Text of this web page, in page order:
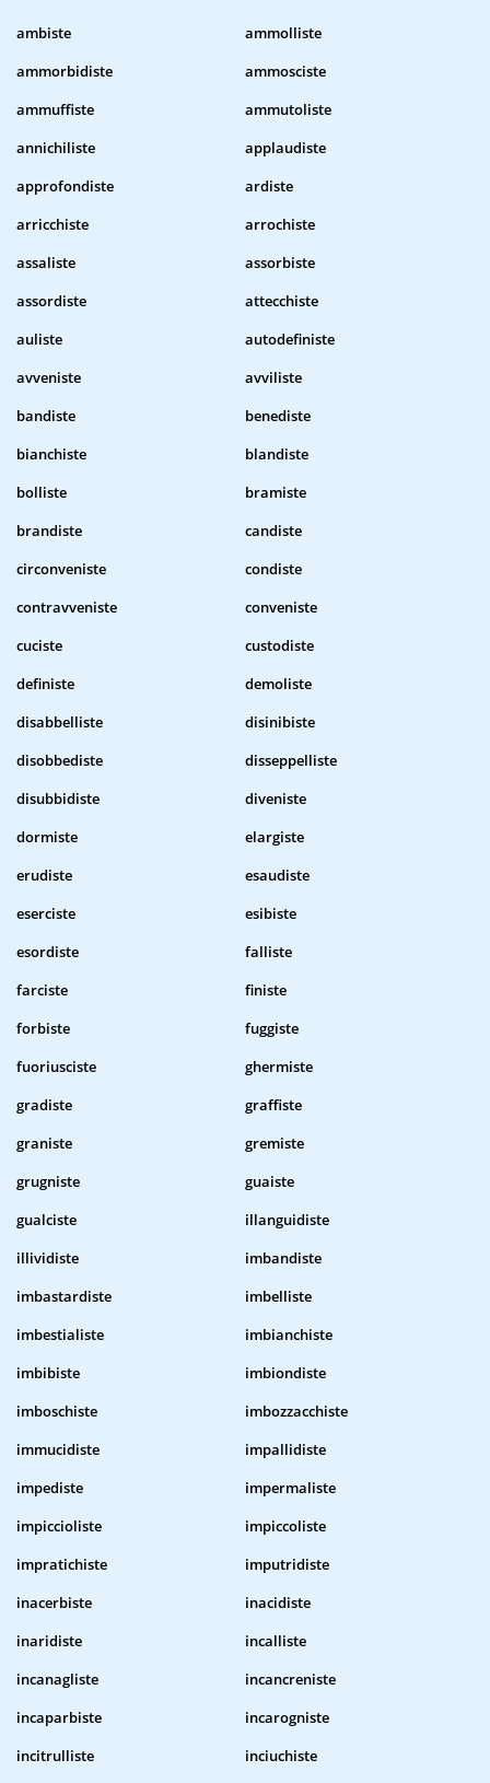
ambiste
ammolliste
ammorbidiste
ammosciste
ammuffiste
ammutoliste
annichiliste
applaudiste
approfondiste
ardiste
arricchiste
arrochiste
assaliste
assorbiste
assordiste
attecchiste
auliste
autodefiniste
avveniste
avviliste
bandiste
benediste
bianchiste
blandiste
bolliste
bramiste
brandiste
candiste
circonveniste
condiste
contravveniste
conveniste
cuciste
custodiste
definiste
demoliste
disabbelliste
disinibiste
disobbediste
disseppelliste
disubbidiste
diveniste
dormiste
elargiste
erudiste
esaudiste
eserciste
esibiste
esordiste
falliste
farciste
finiste
forbiste
fuggiste
fuoriusciste
ghermiste
gradiste
graffiste
graniste
gremiste
grugniste
guaiste
gualciste
illanguidiste
illividiste
imbandiste
imbastardiste
imbelliste
imbestialiste
imbianchiste
imbibiste
imbiondiste
imboschiste
imbozzacchiste
immucidiste
impallidiste
impediste
impermaliste
impiccioliste
impiccoliste
impratichiste
imputridiste
inacerbiste
inacidiste
inaridiste
incalliste
incanagliste
incancreniste
incaparbiste
incarogniste
incitrulliste
inciuchiste